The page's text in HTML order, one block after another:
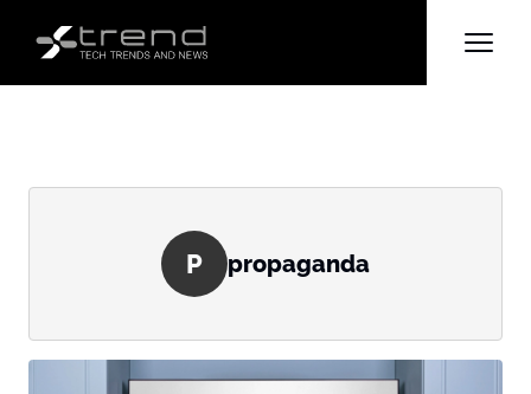
P propaganda